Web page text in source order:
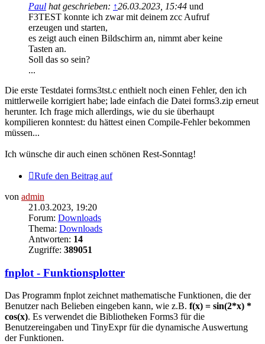
Paul hat geschrieben: ↑26.03.2023, 15:44 und
F3TEST konnte ich zwar mit deinem zcc Aufruf
erzeugen und starten,
es zeigt auch einen Bildschirm an, nimmt aber keine
Tasten an.
Soll das so sein?
...
Die erste Testdatei forms3tst.c enthielt noch einen Fehler, den ich
mittlerweile korrigiert habe; lade einfach die Datei forms3.zip erneut
herunter. Ich frage mich allerdings, wie du sie überhaupt
kompilieren konntest: du hättest einen Compile-Fehler bekommen
müssen...
Ich wünsche dir auch einen schönen Rest-Sonntag!
Rufe den Beitrag auf
von admin
21.03.2023, 19:20
Forum: Downloads
Thema: Downloads
Antworten: 14
Zugriffe: 389051
fnplot - Funktionsplotter
Das Programm fnplot zeichnet mathematische Funktionen, die der
Benutzer nach Belieben eingeben kann, wie z.B. f(x) = sin(2*x) *
cos(x). Es verwendet die Bibliotheken Forms3 für die
Benutzereingaben und TinyExpr für die dynamische Auswertung
der Funktionen.